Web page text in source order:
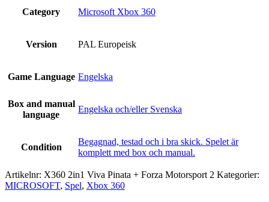
Category Microsoft Xbox 360
Version PAL Europeisk
Game Language Engelska
Box and manual
language
Engelska och/eller Svenska
Condition
Begagnad, testad och i bra skick. Spelet är
komplett med box och manual.
Artikelnr: X360 2in1 Viva Pinata + Forza Motorsport 2 Kategorier:
MICROSOFT, Spel, Xbox 360